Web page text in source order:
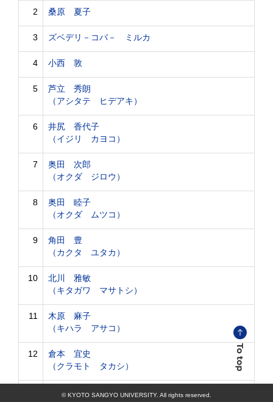
2 桑原 夏子
3 ズベデリ－コバ－ ミルカ
4 小西 敦
5
芦立 秀朗
（アシタテ ヒデアキ）
6
井尻 香代子
（イジリ カヨコ）
7
奥田 次郎
（オクダ ジロウ）
8
奥田 睦子
（オクダ ムツコ）
9
角田 豊
（カクタ ユタカ）
10
北川 雅敏
（キタガワ マサトシ）
11
木原 麻子
（キハラ アサコ）
12
倉本 宜史
（クラモト タカシ）
古村 公久
© KYOTO SANGYO UNIVERSITY. All rights reserved.